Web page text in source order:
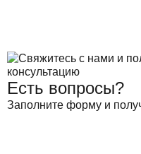
Есть вопросы?
Заполните форму и